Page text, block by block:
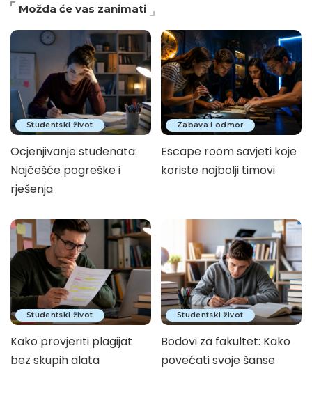
Možda će vas zanimati
Studentski život
Ocjenjivanje studenata:
Najčešće pogreške i
rješenja
Zabava i odmor
Escape room savjeti koje
koriste najbolji timovi
Studentski život
Kako provjeriti plagijat
bez skupih alata
Studentski život
Bodovi za fakultet: Kako
povećati svoje šanse